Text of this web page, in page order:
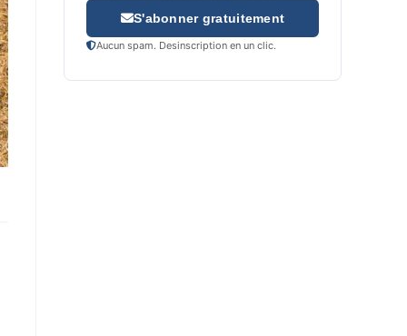
S'abonner gratuitement
Aucun spam. Desinscription en un clic.